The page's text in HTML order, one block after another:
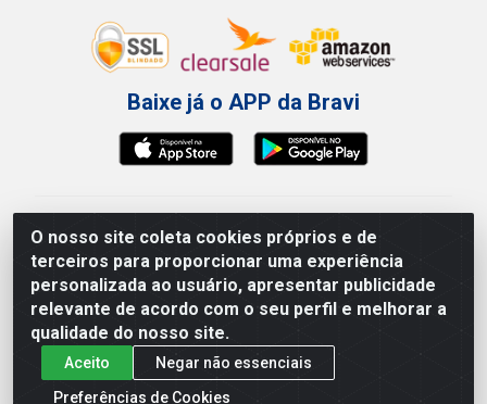
O nosso site coleta cookies próprios e de
terceiros para proporcionar uma experiência
personalizada ao usuário, apresentar publicidade
relevante de acordo com o seu perfil e melhorar a
qualidade do nosso site.
Aceito
Negar não essenciais
Preferências de Cookies
Baixe já o APP da Bravi
Bravi Consumíveis de Higiene e Descartáveis EIRELI -
CNPJ 19.457.137/0001-06
Av. Sul Gov. Cid Sampaio, 3125 - Galpão 000A -
Imbiribeira - Recife/PE - CEP 51.150-010